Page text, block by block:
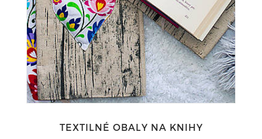
TEXTILNÉ OBALY NA KNIHY